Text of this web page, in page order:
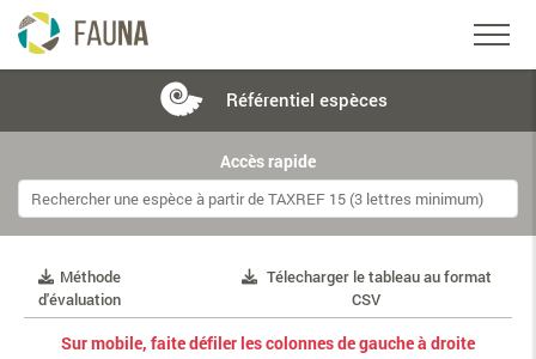
Référentiel espèces
Accès rapide
Méthode
d'évaluation
Télecharger le tableau au format
CSV
Sur mobile, faite défiler les colonnes de gauche à droite